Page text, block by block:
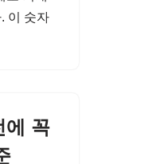
이 숫자
에 꼭